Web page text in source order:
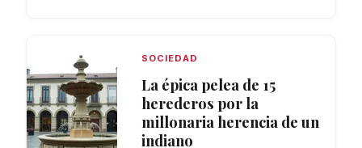
SOCIEDAD
La épica pelea de 15
herederos por la
millonaria herencia de un
indiano